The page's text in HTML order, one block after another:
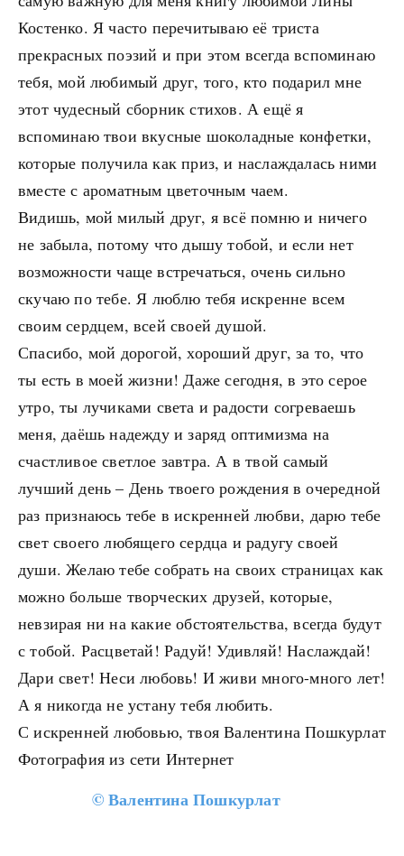
Костенко. Я часто перечитываю её триста
прекрасных поэзий и при этом всегда вспоминаю
тебя, мой любимый друг, того, кто подарил мне
этот чудесный сборник стихов. А ещё я
вспоминаю твои вкусные шоколадные конфетки,
которые получила как приз, и наслаждалась ними
вместе с ароматным цветочным чаем.
Видишь, мой милый друг, я всё помню и ничего
не забыла, потому что дышу тобой, и если нет
возможности чаще встречаться, очень сильно
скучаю по тебе. Я люблю тебя искренне всем
своим сердцем, всей своей душой.
Спасибо, мой дорогой, хороший друг, за то, что
ты есть в моей жизни! Даже сегодня, в это серое
утро, ты лучиками света и радости согреваешь
меня, даёшь надежду и заряд оптимизма на
счастливое светлое завтра. А в твой самый
лучший день – День твоего рождения в очередной
раз признаюсь тебе в искренней любви, дарю тебе
свет своего любящего сердца и радугу своей
души. Желаю тебе собрать на своих страницах как
можно больше творческих друзей, которые,
невзирая ни на какие обстоятельства, всегда будут
с тобой. Расцветай! Радуй! Удивляй! Наслаждай!
Дари свет! Неси любовь! И живи много-много лет!
А я никогда не устану тебя любить.
С искренней любовью, твоя Валентина Пошкурлат
Фотография из сети Интернет
©Валентина Пошкурлат